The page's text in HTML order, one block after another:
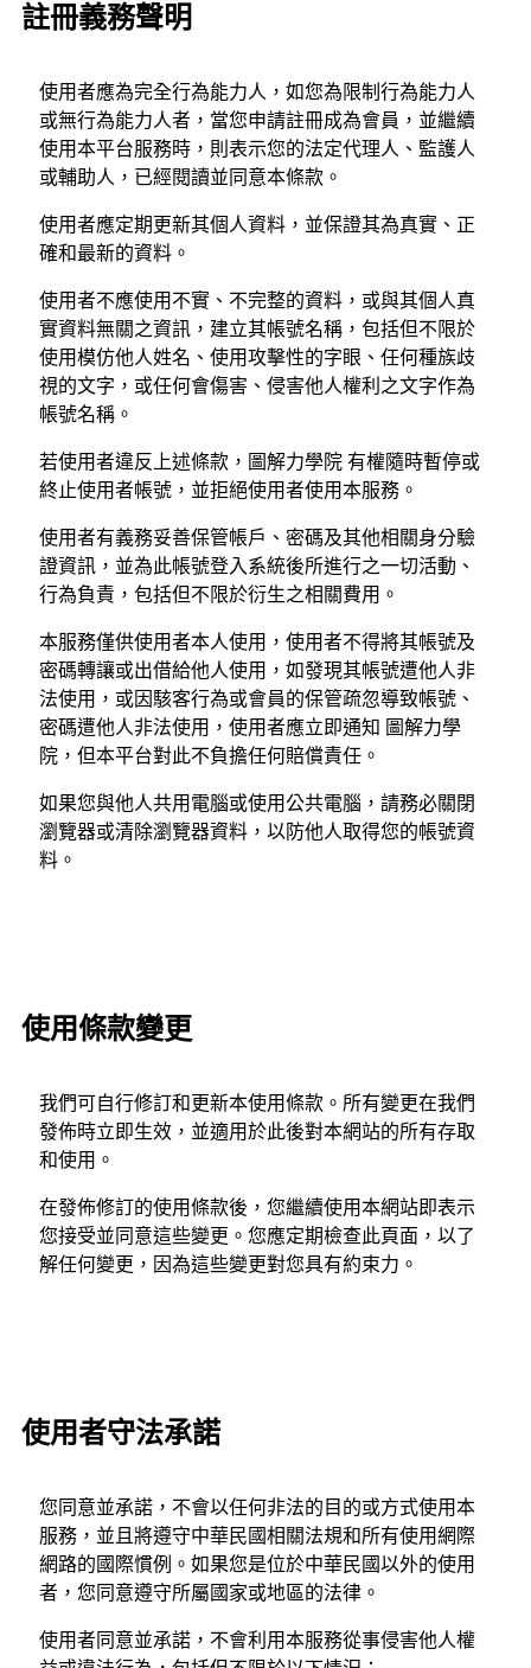
註冊義務聲明
使用者應為完全行為能力人，如您為限制行為能力人
或無行為能力人者，當您申請註冊成為會員，並繼續
使用本平台服務時，則表示您的法定代理人、監護人
或輔助人，已經閱讀並同意本條款。
使用者應定期更新其個人資料，並保證其為真實、正
確和最新的資料。
使用者不應使用不實、不完整的資料，或與其個人真
實資料無關之資訊，建立其帳號名稱，包括但不限於
使用模仿他人姓名、使用攻擊性的字眼、任何種族歧
視的文字，或任何會傷害、侵害他人權利之文字作為
帳號名稱。
若使用者違反上述條款，圖解力學院 有權隨時暫停或
終止使用者帳號，並拒絕使用者使用本服務。
使用者有義務妥善保管帳戶、密碼及其他相關身分驗
證資訊，並為此帳號登入系統後所進行之一切活動、
行為負責，包括但不限於衍生之相關費用。
本服務僅供使用者本人使用，使用者不得將其帳號及
密碼轉讓或出借給他人使用，如發現其帳號遭他人非
法使用，或因駭客行為或會員的保管疏忽導致帳號、
密碼遭他人非法使用，使用者應立即通知 圖解力學
院，但本平台對此不負擔任何賠償責任。
如果您與他人共用電腦或使用公共電腦，請務必關閉
瀏覽器或清除瀏覽器資料，以防他人取得您的帳號資
料。
使用條款變更
我們可自行修訂和更新本使用條款。所有變更在我們
發佈時立即生效，並適用於此後對本網站的所有存取
和使用。
在發佈修訂的使用條款後，您繼續使用本網站即表示
您接受並同意這些變更。您應定期檢查此頁面，以了
解任何變更，因為這些變更對您具有約束力。
使用者守法承諾
您同意並承諾，不會以任何非法的目的或方式使用本
服務，並且將遵守中華民國相關法規和所有使用網際
網路的國際慣例。如果您是位於中華民國以外的使用
者，您同意遵守所屬國家或地區的法律。
使用者同意並承諾，不會利用本服務從事侵害他人權